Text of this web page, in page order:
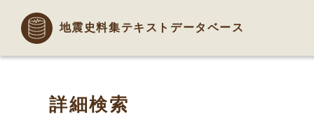
地震史料集テキストデータベース
詳細検索